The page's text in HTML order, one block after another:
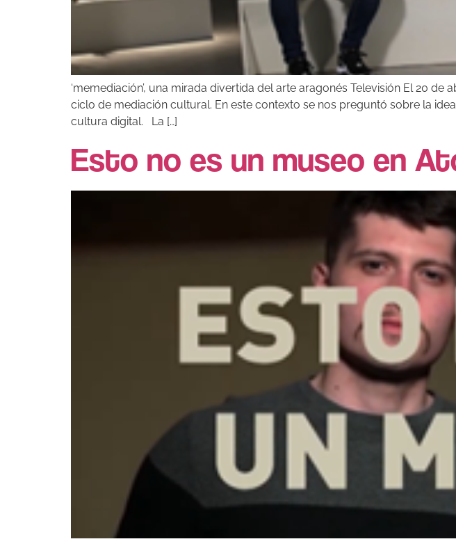
‘memediación’, una mirada divertida del arte aragonés Televisión El 20
ciclo de mediación cultural. En este contexto se nos preguntó sobre la
cultura digital. La […]
Esto no es un museo en